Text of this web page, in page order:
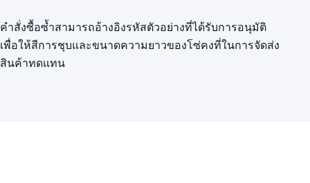
คำสั่งซื้อซ้ำสามารถอ้างอิงรหัสตัวอย่างที่ได้รับการอนุมัติ
เพื่อให้สีการชุบและขนาดความยาวของโซ่คงที่ในการจัดส่ง
สินค้าทดแทน